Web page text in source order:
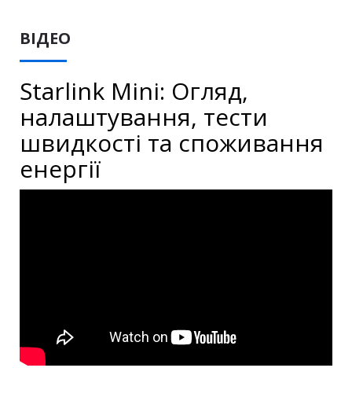
ВІДЕО
Starlink Mini: Огляд,
налаштування, тести
швидкості та споживання
енергії